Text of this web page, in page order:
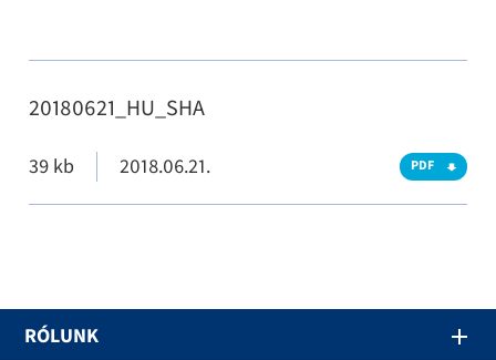
20180621_HU_SHA
39 kb 2018.06.21. PDF
RÓLUNK